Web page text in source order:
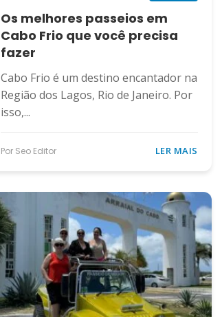
Os melhores passeios em
Cabo Frio que você precisa
fazer
Cabo Frio é um destino encantador na
Região dos Lagos, Rio de Janeiro. Por
isso,...
Por Seo Editor LER MAIS